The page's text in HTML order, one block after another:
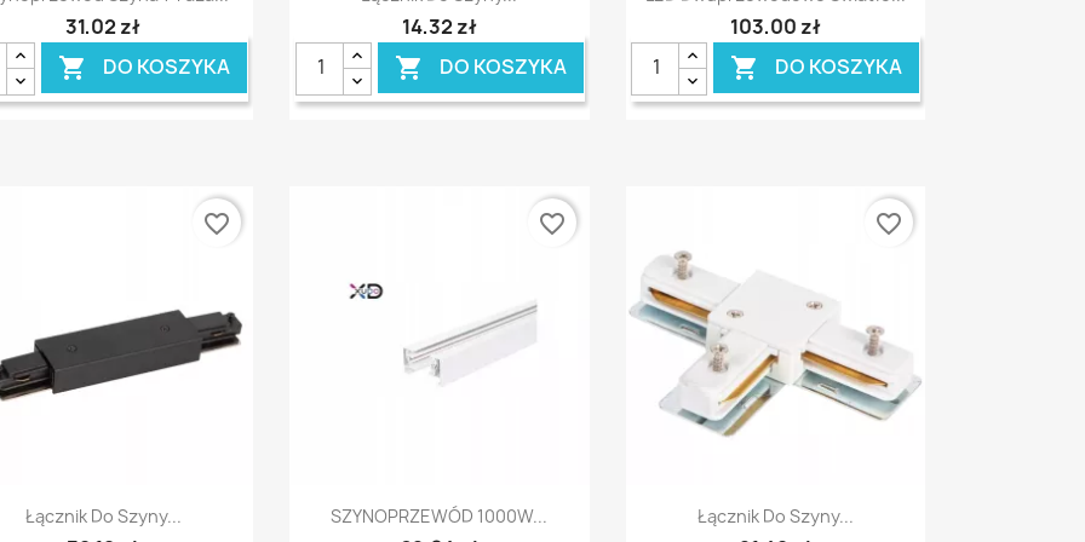
31,02 zł
 DO KOSZYKA
14,32 zł
 DO KOSZYKA
103,00 zł
 DO KOSZYKA
Szybki podgląd
Łącznik Do Szyny...
favorite_border
Szybki podgląd
SZYNOPRZEWÓD 1000W...
favorite_border
Szybki podgląd
Łącznik Do Szyny...
favorite_border